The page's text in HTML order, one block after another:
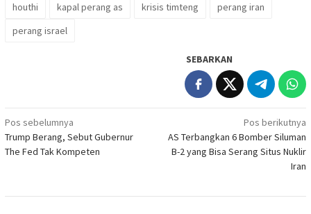
houthi kapal perang as krisis timteng
perang iran
perang israel
SEBARKAN
Navigasi
pos
Pos sebelumnya
Trump Berang, Sebut Gubernur
The Fed Tak Kompeten
Pos berikutnya
AS Terbangkan 6 Bomber Siluman
B-2 yang Bisa Serang Situs Nuklir
Iran